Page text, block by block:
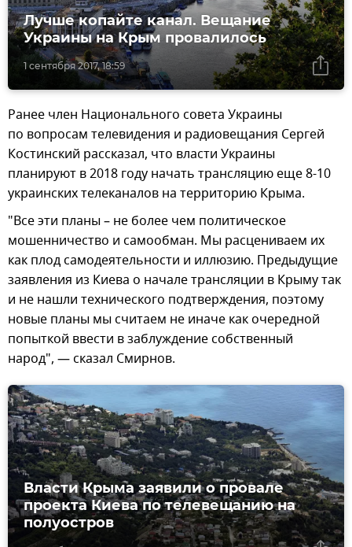
1 сентября 2017, 18:59
Лучше копайте канал. Вещание
Украины на Крым провалилось
Ранее член Национального совета Украины
по вопросам телевидения и радиовещания Сергей
Костинский рассказал, что власти Украины
планируют в 2018 году начать трансляцию еще 8-10
украинских телеканалов на территорию Крыма.
"Все эти планы – не более чем политическое
мошенничество и самообман. Мы расцениваем их
как плод самодеятельности и иллюзию. Предыдущие
заявления из Киева о начале трансляции в Крыму так
и не нашли технического подтверждения, поэтому
новые планы мы считаем не иначе как очередной
попыткой ввести в заблуждение собственный
народ", — сказал Смирнов.
Власти Крыма заявили о провале
проекта Киева по телевещанию на
полуостров